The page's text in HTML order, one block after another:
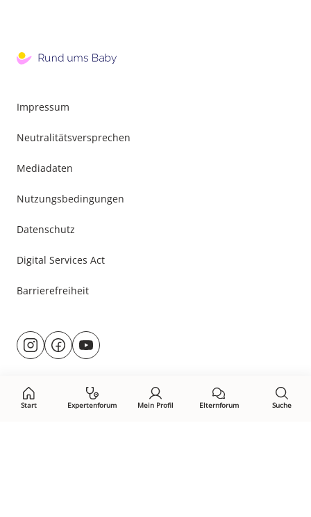
Start Expertenforum Mein Profil Elternforum Suche
Impressum
Neutralitätsversprechen
Mediadaten
Nutzungsbedingungen
Datenschutz
Digital Services Act
Barrierefreiheit
Besuche
uns@rund.ums.baby
facebook.com/rundumsbaby.de
youtube.com/@rundumsbaby_